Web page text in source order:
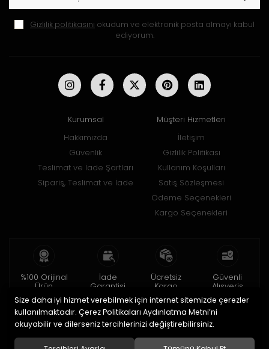
Gizlilik politikasını okudum ve elektronik posta almayı kabul
ediyorum.
Kurumsal
Hakkımızda
Güvenlik
Teslimat ve İade Şartları
Sipariş, Teslimat ve İade
Müşteri Hizmetleri
İletişim
Gizlilik Politikası
Kullanım Koşulları
Satış Sözleşmesi
Ödeme Seçenekleri
Kargo Seçenekleri
%100 Orijinal
Ürün
2 yıl garanti
İade
Garantisi
15 gün içinde
iade
Ücretsiz
Kargo
150 TL ve üzeri
Güvenli
Alışveriş
256bit SSL ile
Size daha iyi hizmet verebilmek için internet sitemizde çerezler
kullanılmaktadır. Çerez Politikaları Aydınlatma Metni’ni
okuyabilir ve dilerseniz tercihlerinizi değiştirebilirsiniz.